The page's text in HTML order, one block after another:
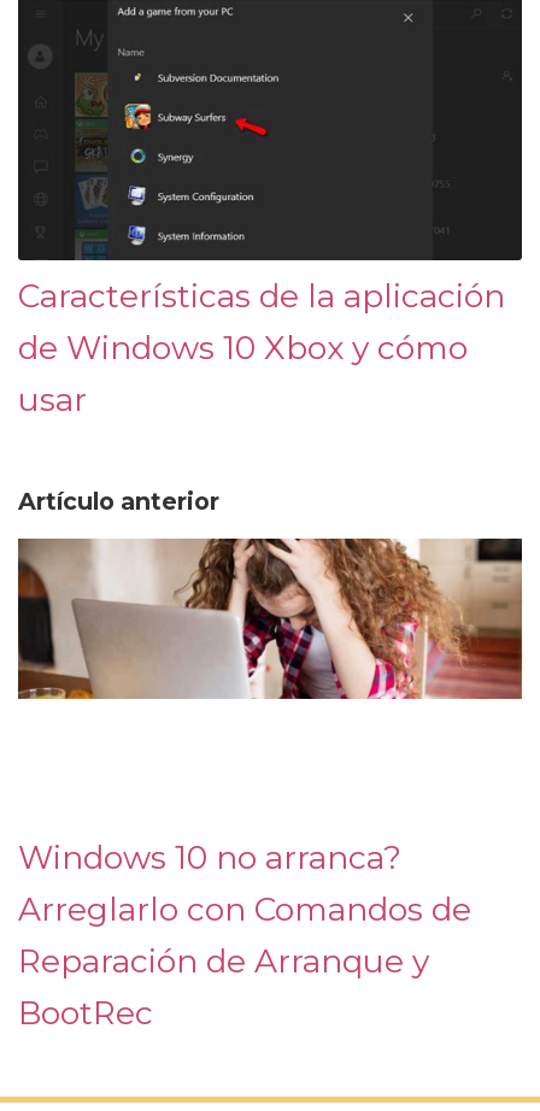
Características de la aplicación
de Windows 10 Xbox y cómo
usar
Artículo anterior
Windows 10 no arranca?
Arreglarlo con Comandos de
Reparación de Arranque y
BootRec